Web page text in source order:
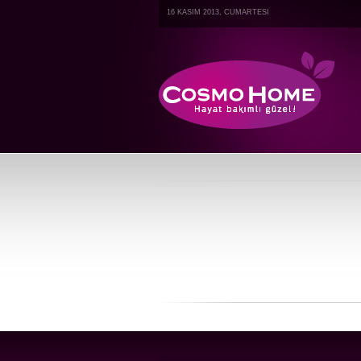
16 KASIM 2013, CUMARTESI